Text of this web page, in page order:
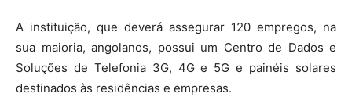
A instituição, que deverá assegurar 120 empregos, na
sua maioria, angolanos, possui um Centro de Dados e
Soluções de Telefonia 3G, 4G e 5G e painéis solares
destinados às residências e empresas.